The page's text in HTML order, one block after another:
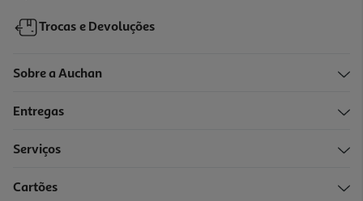
Trocas e Devoluções
Sobre a Auchan
Entregas
Serviços
Cartões